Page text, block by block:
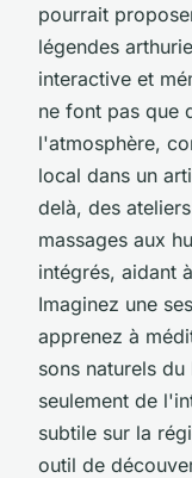
pourrait
légendes
interactive et
ne font pas que
l'atmosphère,
local dans un
delà, des
massages aux
intégrés, aidant
Imaginez une
apprenez à
sons naturels
seulement de
subtile sur la
outil de